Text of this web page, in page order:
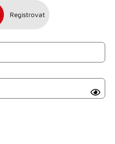
Registrovat